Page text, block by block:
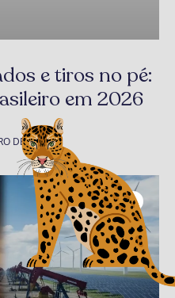
e tiros no pé:
em 2026
DE 2026
Coluna